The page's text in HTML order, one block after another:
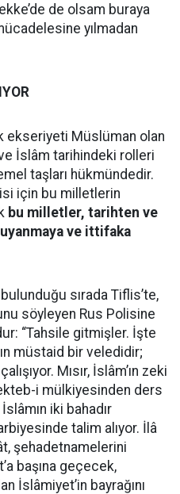
de olsam buraya
yılmadan
ekseriyeti Müslüman olan
İslâm tarihindeki rolleri
taşları hükmündedir.
için bu milletlerin
bu milletler, tarihten ve
ve ittifaka
sırada Tiflis’te,
söyleyen Rus Polisine
“Tahsile gitmişler. İşte
müstaid bir veledidir;
Mısır, İslâm’ın zeki
i mülkiyesinden ders
iki bahadır
talim alıyor. İlâ
şehadetnamelerini
başına geçecek,
İslâmiyet’in bayrağını